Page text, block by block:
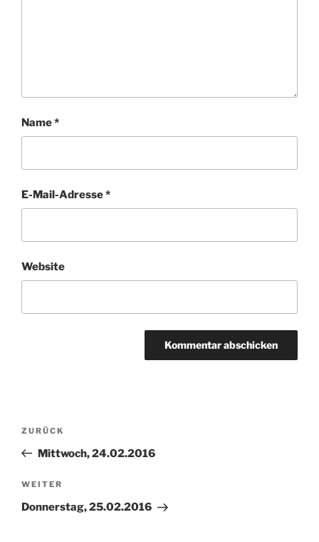
Name*
E-Mail-Adresse*
Website
Beitragsnavigation
Vorheriger
Beitrag
ZURÜCK
Mittwoch, 24.02.2016
Nächster
Beitrag
WEITER
Donnerstag, 25.02.2016